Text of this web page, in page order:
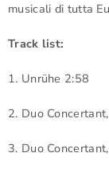
musicali di tutta
Track list:
1. Unrühe 2:58
2. Duo
3. Duo